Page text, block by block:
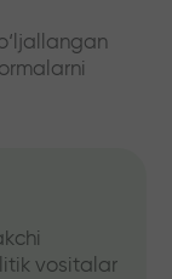
vositalar